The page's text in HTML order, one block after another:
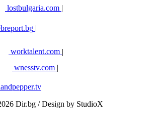
lostbulgaria.com |
worktalent.com |
wnesstv.com |
Dir.bg / Design by StudioX